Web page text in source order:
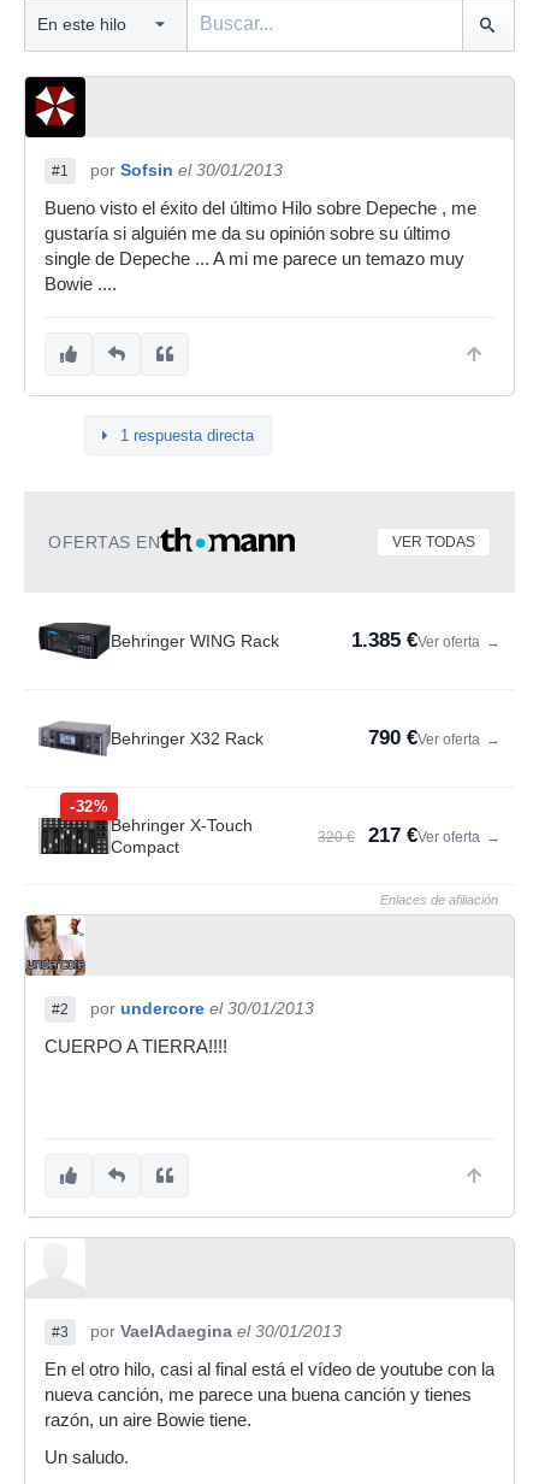
#1 por Sofsin el 30/01/2013
Bueno visto el éxito del último Hilo sobre Depeche , me
gustaría si alguién me da su opinión sobre su último
single de Depeche ... A mi me parece un temazo muy
Bowie ....
1 respuesta directa
OFERTAS EN VER TODAS
Behringer WING Rack 1.385 €Ver oferta →
Behringer X32 Rack 790 €Ver oferta →
-32%
Behringer X-Touch
Compact
320 € 217 €Ver oferta →
Enlaces de afiliación
#2 por undercore el 30/01/2013
CUERPO A TIERRA!!!!
#3 por VaelAdaegina el 30/01/2013
En el otro hilo, casi al final está el vídeo de youtube con la
nueva canción, me parece una buena canción y tienes
razón, un aire Bowie tiene.
Un saludo.